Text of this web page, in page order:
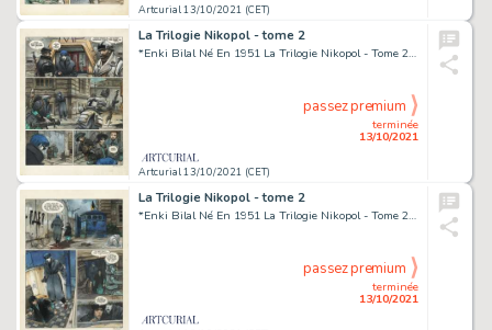
Artcurial 13/10/2021 (CET)
La Trilogie Nikopol - tome 2
*Enki Bilal Né En 1951 La Trilogie Nikopol - Tome 2 La Femme Piège Encre de Chine, Gouache Et Crayon Pour La Planche 31 de C...
Artcurial 13/10/2021 (CET)
terminée
13/10/2021
passez premium
La Trilogie Nikopol - tome 2
*Enki Bilal Né En 1951 La Trilogie Nikopol - Tome 2 La Femme Piège Encre de Chine, Gouache Et Crayon Pour La Planche 32 de...
terminée
13/10/2021
passez premium